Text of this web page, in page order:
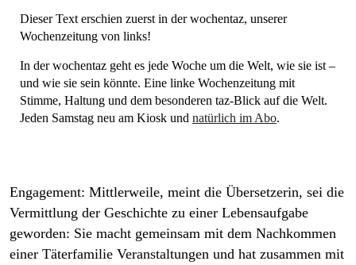
Dieser Text erschien zuerst in derwochentaz, unserer
Wochenzeitung von links!
In der wochentaz geht es jede Woche um die Welt, wie sie ist –
und wie sie sein könnte. Eine linke Wochenzeitung mit
Stimme, Haltung und dem besonderen taz-Blick auf die Welt.
Jeden Samstag neu am Kiosk und natürlich im Abo.
Engagement: Mittlerweile, meint die Übersetzerin, sei die
Vermittlung der Geschichte zu einer Lebensaufgabe
geworden: Sie macht gemeinsam mit dem Nachkommen
einer Täterfamilie Veranstaltungen und hat zusammen mit